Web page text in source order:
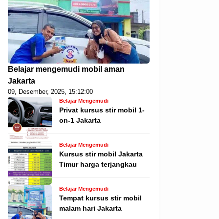
Belajar mengemudi mobil aman
Jakarta
09, Desember, 2025, 15:12:00
Belajar Mengemudi
Privat kursus stir mobil 1-
on-1 Jakarta
Belajar Mengemudi
Kursus stir mobil Jakarta
Timur harga terjangkau
Belajar Mengemudi
Tempat kursus stir mobil
malam hari Jakarta